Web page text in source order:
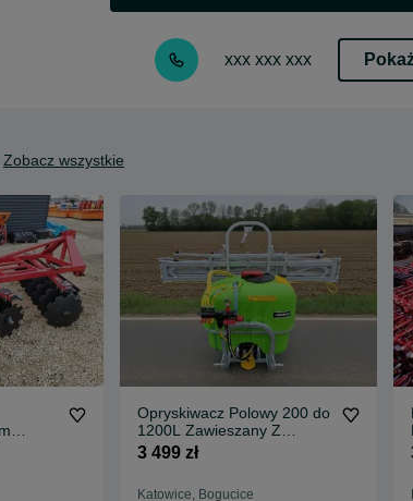
xxx xxx xxx
Zobacz wszystkie
Opryskiwacz Polowy 200 do
1200L Zawieszany Z
Dostawą Cała Polska
3 499 zł
Katowice, Bogucice